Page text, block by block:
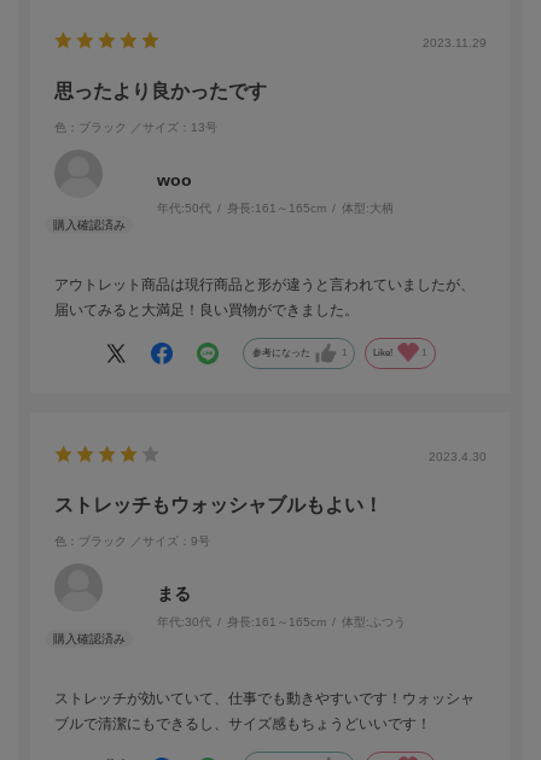
2023.11.29
思ったより良かったです
色：ブラック ／サイズ：13号
woo
年代:50代 身長:161～165cm 体型:大柄
アウトレット商品は現行商品と形が違うと言われていましたが、
届いてみると大満足！良い買物ができました。
参考になった 1 Like! 1
2023.4.30
ストレッチもウォッシャブルもよい！
色：ブラック ／サイズ：9号
まる
年代:30代 身長:161～165cm 体型: ふつう
ストレッチが効いていて、仕事でも動きやすいです！ウォッシャ
ブルで清潔にもできるし、サイズ感もちょうどいいです！